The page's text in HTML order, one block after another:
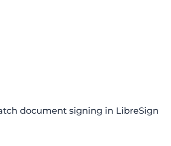
document signing in LibreSign